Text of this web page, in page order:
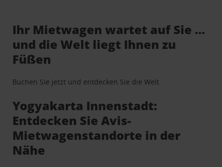
Ihr Mietwagen wartet auf Sie …
und die Welt liegt Ihnen zu
Füßen
Buchen Sie jetzt und entdecken Sie die Welt.
Yogyakarta Innenstadt:
Entdecken Sie Avis-
Mietwagenstandorte in der
Nähe